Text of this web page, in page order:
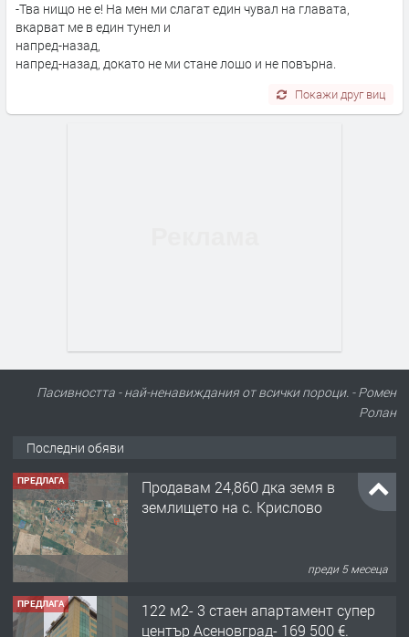
-Тва нищо не е! На мен ми слагат един чувал на главата,
вкарват ме в един тунел и
напред-назад,
напред-назад, докато не ми стане лошо и не повърна.
Покажи друг виц
Пасивността - най-ненавиждания от всички пороци. - Ромен
Ролан
Последни обяви
ПРЕДЛАГА
Продавам 24,860 дка земя в
землището на с. Крислово
преди 5 месеца
ПРЕДЛАГА
122 м2- 3 стаен апартамент супер
център Асеновград- 169 500 €.